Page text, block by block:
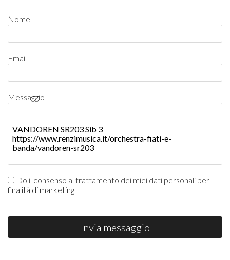
Nome
Email
Messaggio
Do il consenso al trattamento dei miei dati personali per
finalità di marketing
Invia messaggio